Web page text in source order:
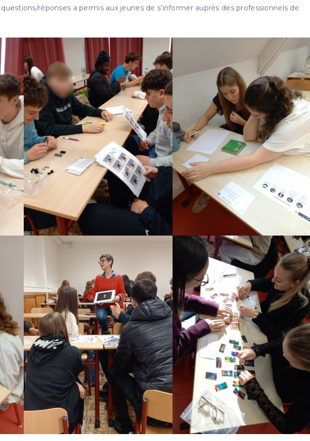
réponses a permis aux jeunes de s’informer auprès des professionnels de